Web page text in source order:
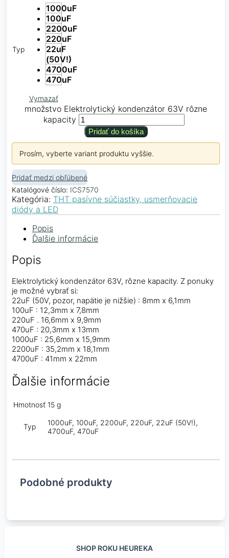
Typ
1000uF
100uF
2200uF
220uF
22uF
(50V!)
4700uF
470uF
Vymazať
množstvo Elektrolytický kondenzátor 63V rôzne
kapacity
Pridať do košíka
Prosím, vyberte variant produktu vyššie.
Pridať medzi obľúbené
Katalógové číslo: ICS7570
Kategória: THT pasívne súčiastky, usmerňovacie
diódy a LED
Popis
Ďalšie informácie
Popis
Elektrolytický kondenzátor 63V, rôzne kapacity. Z ponuky
je možné vybrať si:
22uF (50V, pozor, napätie je nižšie) : 8mm x 6,1mm
100uF : 12,3mm x 7,8mm
220uF . 16,6mm x 9,9mm
470uF : 20,3mm x 13mm
1000uF : 25,6mm x 15,9mm
2200uF : 35,2mm x 18,1mm
4700uF : 41mm x 22mm
Ďalšie informácie
Hmotnosť 15 g
Typ
1000uF, 100uF, 2200uF, 220uF, 22uF (50V!),
4700uF, 470uF
Podobné produkty
SHOP ROKU HEUREKA